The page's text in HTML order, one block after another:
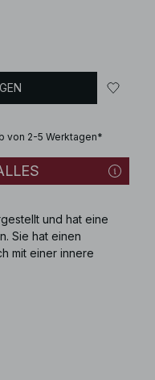
von 2-5 Werktagen*
und hat eine
Sie hat einen
mit einer innere
10 cm / 3.94 in. Länge: